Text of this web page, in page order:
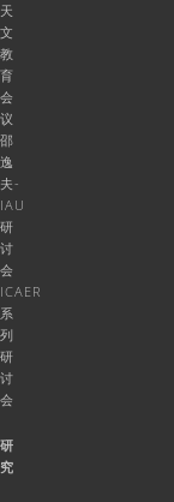
天
文
教
育
会
议
邵
逸
夫-
IAU
研
讨
会
ICAER
系
列
研
讨
会
研
究